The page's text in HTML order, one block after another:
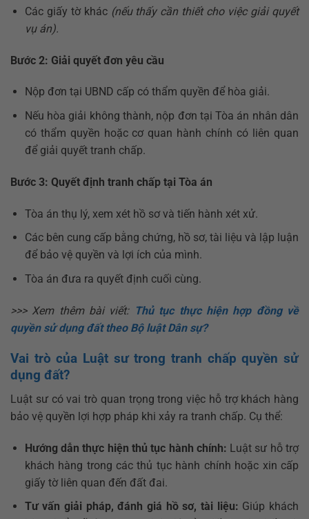
Các giấy tờ khác (nếu thấy cần thiết cho việc giải quyết
vụ án).
Bước 2: Giải quyết đơn yêu cầu
Nộp đơn tại UBND cấp có thẩm quyền để hòa giải.
Nếu hòa giải không thành, nộp đơn tại Tòa án nhân dân
có thẩm quyền hoặc cơ quan hành chính có liên quan
để giải quyết tranh chấp.
Bước 3: Quyết định tranh chấp tại Tòa án
Tòa án thụ lý, xem xét hồ sơ và tiến hành xét xử.
Các bên cung cấp bằng chứng, hồ sơ, tài liệu và lập luận
để bảo vệ quyền và lợi ích của mình.
Tòa án đưa ra quyết định cuối cùng.
>>> Xem thêm bài viết: Thủ tục thực hiện hợp đồng về
quyền sử dụng đất theo Bộ luật Dân sự?
Vai trò của Luật sư trong tranh chấp quyền sử
dụng đất?
Luật sư có vai trò quan trọng trong việc hỗ trợ khách hàng
bảo vệ quyền lợi hợp pháp khi xảy ra tranh chấp. Cụ thể:
Hướng dẫn thực hiện thủ tục hành chính: Luật sư hỗ trợ
khách hàng trong các thủ tục hành chính hoặc xin cấp
giấy tờ liên quan đến đất đai.
Tư vấn giải pháp, đánh giá hồ sơ, tài liệu: Giúp khách